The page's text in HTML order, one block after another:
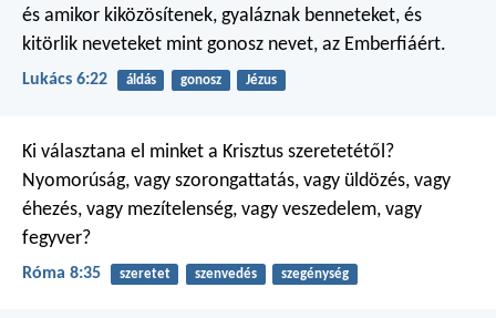
és amikor kiközösítenek, gyaláznak benneteket, és
kitörlik neveteket mint gonosz nevet, az Emberfiáért.
Lukács 6:22 áldás gonosz Jézus
Ki választana el minket a Krisztus szeretetétől?
Nyomorúság, vagy szorongattatás, vagy üldözés, vagy
éhezés, vagy mezítelenség, vagy veszedelem, vagy
fegyver?
Róma 8:35 szeretet szenvedés szegénység